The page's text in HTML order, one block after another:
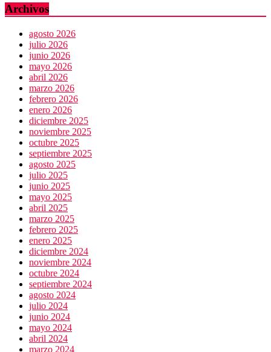
Museo
Archivos
agosto 2026
julio 2026
junio 2026
mayo 2026
abril 2026
marzo 2026
febrero 2026
enero 2026
diciembre 2025
noviembre 2025
octubre 2025
septiembre 2025
agosto 2025
julio 2025
junio 2025
mayo 2025
abril 2025
marzo 2025
febrero 2025
enero 2025
diciembre 2024
noviembre 2024
octubre 2024
septiembre 2024
agosto 2024
julio 2024
junio 2024
mayo 2024
abril 2024
marzo 2024